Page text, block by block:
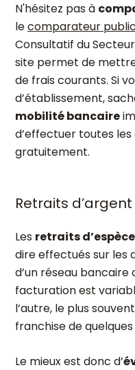
N'hésitez pas à
lecomparateur public
Consultatif du
site permet de
de frais courants. Si
d’établissement,
mobilité bancaire
d’effectuer toutes
gratuitement.
Retraits
Les retraits
dire effectués sur les
d’un réseau
facturation est
l’autre, le plus
franchise de
Le mieux est donc d’